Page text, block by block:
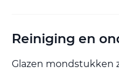
Reiniging en
Glazen mondstukken